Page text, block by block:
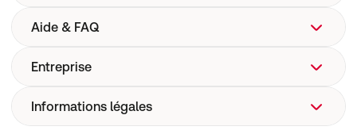
Aide & FAQ
FAQ
Livraison
Entreprise
Qui sommes-nous ?
Site web de l'entreprise
Informations légales